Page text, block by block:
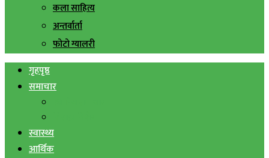
कला साहित्य
अन्तर्वार्ता
फोटो ग्यालरी
गृहपृष्ठ
समाचार
स्वास्थ्य
आर्थिक